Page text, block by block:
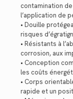
contamination
l’application de
• Douille
risques
• Résistants à
corrosion, aux
• Conception
les coûts
• Corps
rapide et un